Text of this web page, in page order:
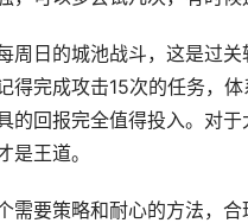
周日的城池战斗，这是过
得完成攻击15次的任务，
的回报完全值得投入。对
是王道。
需要策略和耐心的方法，